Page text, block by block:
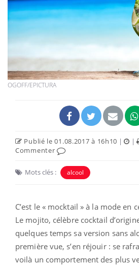
OGOFF/EPICTURA
Publié le 01.08.2017 à 16h10 | |
Commenter
Mots clés : alcool
C’est le « mocktail » à la mode en
Le mojito, célèbre cocktail
quelques temps sa version sans
première vue, s’en réjouir : se
voilà un comportement des plus